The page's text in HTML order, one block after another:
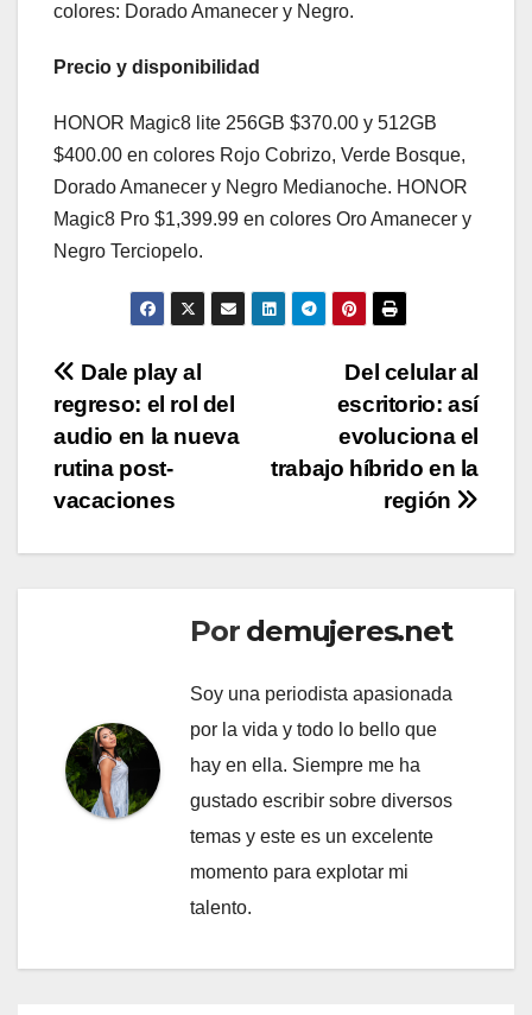
colores: Dorado Amanecer y Negro.
Precio y disponibilidad
HONOR Magic8 lite 256GB $370.00 y 512GB
$400.00 en colores Rojo Cobrizo, Verde Bosque,
Dorado Amanecer y Negro Medianoche. HONOR
Magic8 Pro $1,399.99 en colores Oro Amanecer y
Negro Terciopelo.
Navegación
de
entradas
Del celular al
escritorio: así
evoluciona el
trabajo híbrido en la
región
Dale play al
regreso: el rol del
audio en la nueva
rutina post-
vacaciones
Por demujeres.net
Soy una periodista apasionada
por la vida y todo lo bello que
hay en ella. Siempre me ha
gustado escribir sobre diversos
temas y este es un excelente
momento para explotar mi
talento.